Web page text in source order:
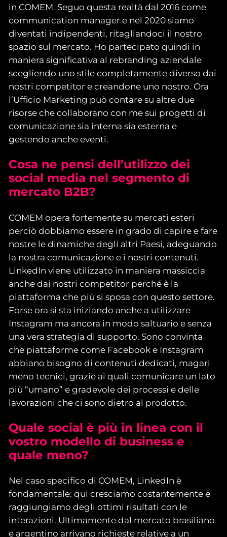
in COMEM. Seguo questa realtà dal 2016 come
communication manager e nel 2020 siamo
diventati indipendenti, ritagliandoci il nostro
spazio sul mercato. Ho partecipato quindi in
maniera significativa al rebranding aziendale
scegliendo uno stile completamente diverso dai
nostri competitor e creandone uno nostro. Ora
l’Ufficio Marketing può contare su altre due
risorse che collaborano con me sui progetti di
comunicazione sia interna sia esterna e
gestendo anche eventi.
Cosa ne pensi dell’utilizzo dei
social media nel segmento di
mercato B2B?
COMEM opera fortemente su mercati esteri
perciò dobbiamo essere in grado di capire e fare
nostre le dinamiche degli altri Paesi, adeguando
la nostra comunicazione e i nostri contenuti.
LinkedIn viene utilizzato in maniera massiccia
anche dai nostri competitor perché è la
piattaforma che più si sposa con questo settore.
Forse ora si sta iniziando anche a utilizzare
Instagram ma ancora in modo saltuario e senza
una vera strategia di supporto. Sono convinta
che piattaforme come Facebook e Instagram
abbiano bisogno di contenuti dedicati, magari
meno tecnici, grazie ai quali comunicare un lato
più “umano” e gradevole dei processi e delle
lavorazioni che ci sono dietro al prodotto.
Quale social è più in linea con il
vostro modello di business e
quale meno?
Nel caso specifico di COMEM, LinkedIn è
fondamentale: qui cresciamo costantemente e
raggiungiamo degli ottimi risultati con le
interazioni. Ultimamente dal mercato brasiliano
e argentino arrivano richieste relative a un